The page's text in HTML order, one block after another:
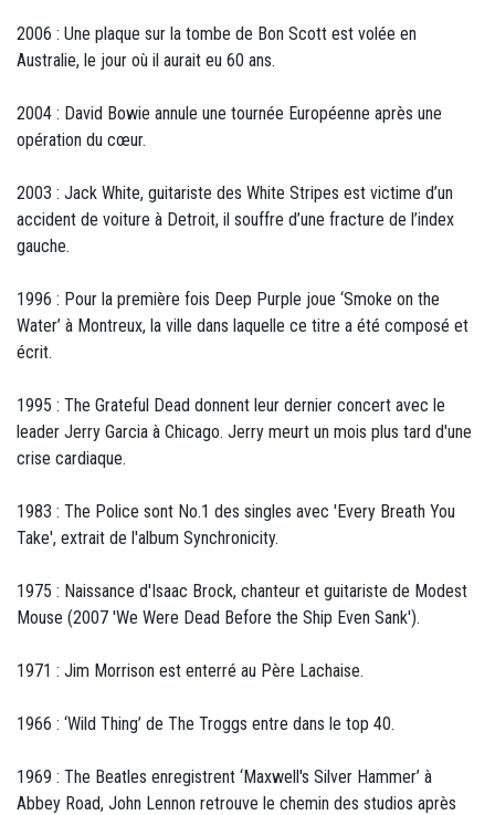
2006 : Une plaque sur la tombe de Bon Scott est volée en
Australie, le jour où il aurait eu 60 ans.
2004 : David Bowie annule une tournée Européenne après une
opération du cœur.
2003 : Jack White, guitariste des White Stripes est victime d’un
accident de voiture à Detroit, il souffre d’une fracture de l’index
gauche.
1996 : Pour la première fois Deep Purple joue ‘Smoke on the
Water’ à Montreux, la ville dans laquelle ce titre a été composé et
écrit.
1995 : The Grateful Dead donnent leur dernier concert avec le
leader Jerry Garcia à Chicago. Jerry meurt un mois plus tard d'une
crise cardiaque.
1983 : The Police sont No.1 des singles avec 'Every Breath You
Take', extrait de l'album Synchronicity.
1975 : Naissance d'Isaac Brock, chanteur et guitariste de Modest
Mouse (2007 'We Were Dead Before the Ship Even Sank').
1971 : Jim Morrison est enterré au Père Lachaise.
1966 : ‘Wild Thing’ de The Troggs entre dans le top 40.
1969 : The Beatles enregistrent ‘Maxwell's Silver Hammer’ à
Abbey Road, John Lennon retrouve le chemin des studios après